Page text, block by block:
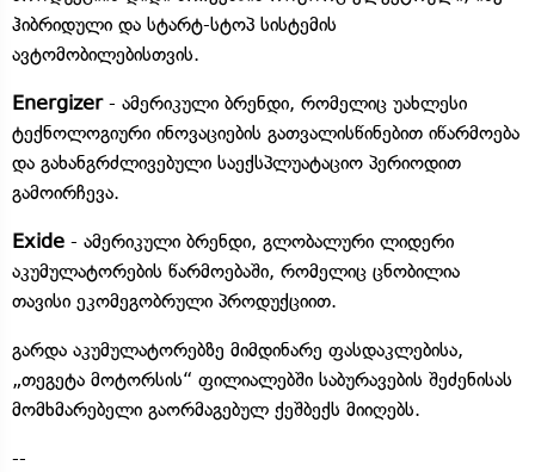
ჰიბრიდული და სტარტ-სტოპ სისტემის
ავტომობილებისთვის.
Energizer- ამერიკული ბრენდი, რომელიც უახლესი
ტექნოლოგიური ინოვაციების გათვალისწინებით იწარმოება
და გახანგრძლივებული საექსპლუატაციო პერიოდით
გამოირჩევა.
Exide - ამერიკული ბრენდი, გლობალური ლიდერი
აკუმულატორების წარმოებაში, რომელიც ცნობილია
თავისი ეკომეგობრული პროდუქციით.
გარდა აკუმულატორებზე მიმდინარე ფასდაკლებისა,
„თეგეტა მოტორსის“ ფილიალებში საბურავების შეძენისას
მომხმარებელი გაორმაგებულ ქეშბექს მიიღებს.
--